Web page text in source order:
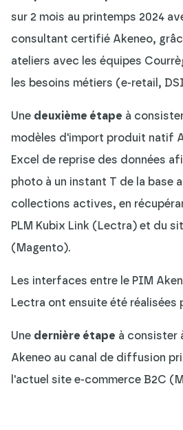
sur 2 mois au printemps 2024
consultant certifié Akeneo,
ateliers avec les équipes
les besoins métiers (e-retail,
Une deuxième étape à
modèles d'import produit natif
Excel de reprise des données
photo à un instant T de la base
collections actives, en
PLM Kubix Link (Lectra) et du
(Magento).
Les interfaces entre le PIM
Lectra ont ensuite été réalisées
Une dernière étape à consister
Akeneo au canal de diffusion
l'actuel site e-commerce B2C